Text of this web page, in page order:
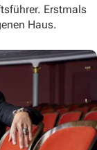
Erstmals
Haus.